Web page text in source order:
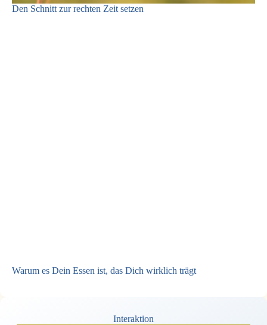
Den Schnitt zur rechten Zeit setzen
Warum es Dein Essen ist, das Dich wirklich trägt
Interaktion